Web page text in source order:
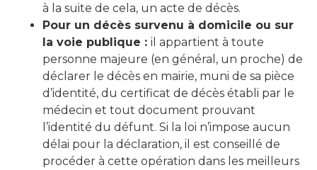
à la suite de cela, un acte de décès.
Pour un décès survenu à domicile ou sur
la voie publique : il appartient à toute
personne majeure (en général, un proche) de
déclarer le décès en mairie, muni de sa pièce
d’identité, du certificat de décès établi par le
médecin et tout document prouvant
l’identité du défunt. Si la loi n’impose aucun
délai pour la déclaration, il est conseillé de
procéder à cette opération dans les meilleurs